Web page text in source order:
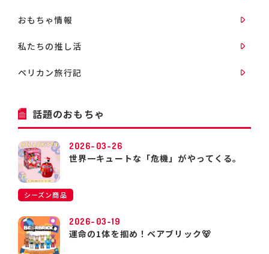
おもちゃ情報
私たちの推し活
ペリカン旅行記
話題のおもちゃ
2026-03-26
世界一キュートな「危機」がやってくる。
シーズン商品
2026-03-19
運命の1体を掴め！ベアブリック🐻